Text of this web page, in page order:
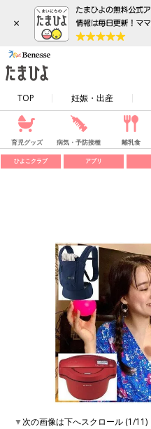
×
TOP 妊娠・出産
育児グッズ 病気・予防接種 離乳食
ひよこクラブ アプリ
▼次の画像は下へスクロール (1/11)